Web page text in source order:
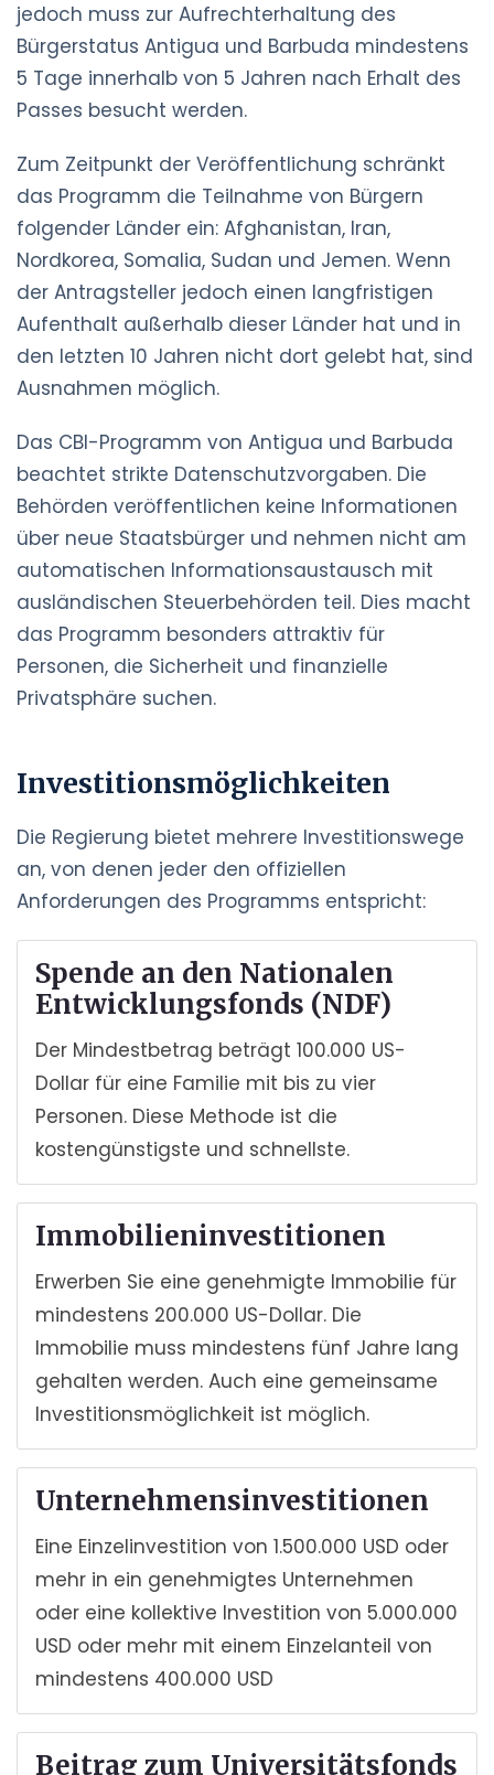
jedoch muss zur Aufrechterhaltung des
Bürgerstatus Antigua und Barbuda mindestens
5 Tage innerhalb von 5 Jahren nach Erhalt des
Passes besucht werden.
Zum Zeitpunkt der Veröffentlichung schränkt
das Programm die Teilnahme von Bürgern
folgender Länder ein: Afghanistan, Iran,
Nordkorea, Somalia, Sudan und Jemen. Wenn
der Antragsteller jedoch einen langfristigen
Aufenthalt außerhalb dieser Länder hat und in
den letzten 10 Jahren nicht dort gelebt hat, sind
Ausnahmen möglich.
Das CBI-Programm von Antigua und Barbuda
beachtet strikte Datenschutzvorgaben. Die
Behörden veröffentlichen keine Informationen
über neue Staatsbürger und nehmen nicht am
automatischen Informationsaustausch mit
ausländischen Steuerbehörden teil. Dies macht
das Programm besonders attraktiv für
Personen, die Sicherheit und finanzielle
Privatsphäre suchen.
Investitionsmöglichkeiten
Die Regierung bietet mehrere Investitionswege
an, von denen jeder den offiziellen
Anforderungen des Programms entspricht:
Spende an den Nationalen
Entwicklungsfonds (NDF)
Der Mindestbetrag beträgt 100.000 US-
Dollar für eine Familie mit bis zu vier
Personen. Diese Methode ist die
kostengünstigste und schnellste.
Immobilieninvestitionen
Erwerben Sie eine genehmigte Immobilie für
mindestens 200.000 US-Dollar. Die
Immobilie muss mindestens fünf Jahre lang
gehalten werden. Auch eine gemeinsame
Investitionsmöglichkeit ist möglich.
Unternehmensinvestitionen
Eine Einzelinvestition von 1.500.000 USD oder
mehr in ein genehmigtes Unternehmen
oder eine kollektive Investition von 5.000.000
USD oder mehr mit einem Einzelanteil von
mindestens 400.000 USD
Beitrag zum Universitätsfonds